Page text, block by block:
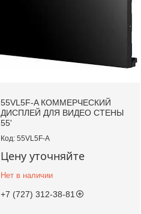
55VL5F-A КОММЕРЧЕСКИЙ
ДИСПЛЕЙ ДЛЯ ВИДЕО СТЕНЫ
55'
55VL5F-A
Цену уточняйте
Нет в наличии
+7 (727) 312-38-81